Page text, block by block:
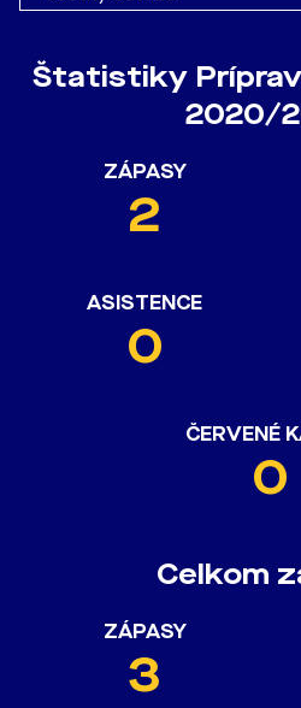
Štatistiky
2020/
ZÁPASY
2
ASISTENCE
0
ČERVENÉ
0
Celkom
ZÁPASY
3